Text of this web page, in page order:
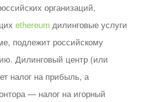
организаций,
ethereum дилинговые услуги
подлежит российскому
Дилинговый центр (или
налог на прибыль, а
— налог на игорный